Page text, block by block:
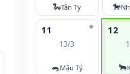
🐍Tân Tỵ 🐎
11
13/3
🐀Mậu Tý
12
🐂